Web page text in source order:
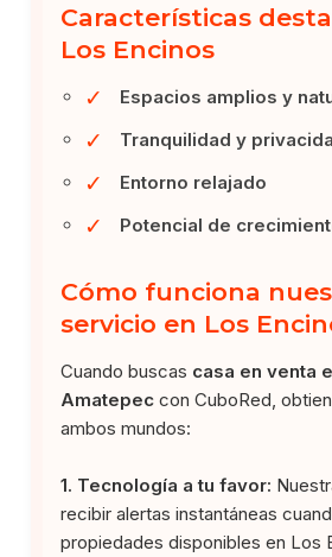
Características
Los Encinos
✓ Espacios amplios y
✓ Tranquilidad y
✓ Entorno relajado
✓ Potencial de
Cómo funciona
servicio en Los
Cuando buscas casa en venta
Amatepec con CuboRed,
ambos mundos:
1. Tecnología a tu favor:
recibir alertas instantáneas
propiedades disponibles en Los